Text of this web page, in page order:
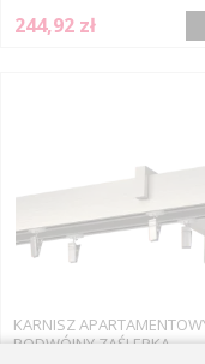
244,92 zł
KARNISZ
PODWÓJNY ZAŚLEPKA